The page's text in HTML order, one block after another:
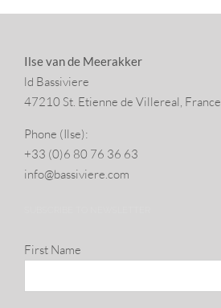
Ilse van de Meerakker
ld Bassiviere
47210 St. Eti­enne de Villereal, France
Phone (Ilse):
+33 (0)6 80 76 36 63
info@​bassiviere.​com
First Name